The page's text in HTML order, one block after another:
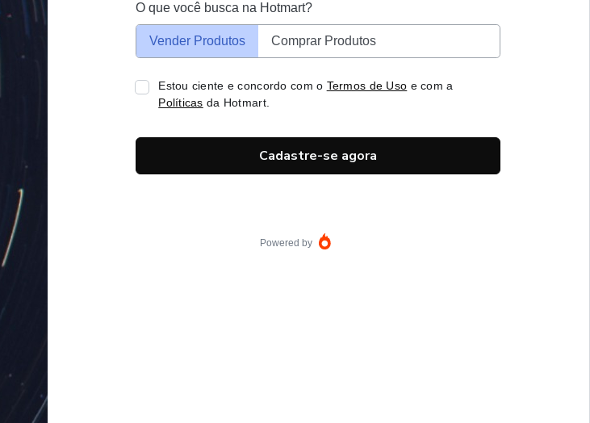
O que você busca na Hotmart?
Vender Produtos Comprar Produtos
Estou ciente e concordo com o Termos de Uso e com a
Políticas da Hotmart.
Cadastre-se agora
Powered by